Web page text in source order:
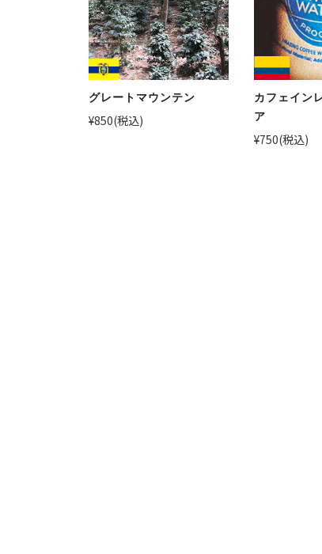
グレートマウンテン
¥850(税込)
カフェイン
ア
¥750(税込)